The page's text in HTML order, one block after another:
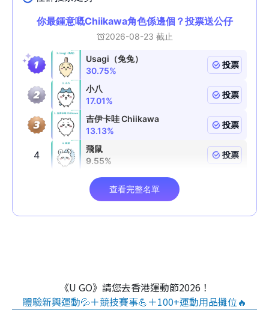
《U GO》請您去香港運動節2026！
體驗新興運動💦＋競技賽事💪＋100+運動用品攤位🔥